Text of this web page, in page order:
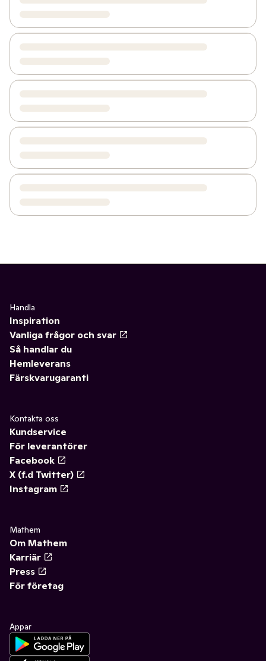
Handla
Inspiration
Vanliga frågor och svar
Så handlar du
Hemleverans
Färskvarugaranti
Kontakta oss
Kundservice
För leverantörer
Facebook
X (f.d Twitter)
Instagram
Mathem
Om Mathem
Karriär
Press
För företag
Appar